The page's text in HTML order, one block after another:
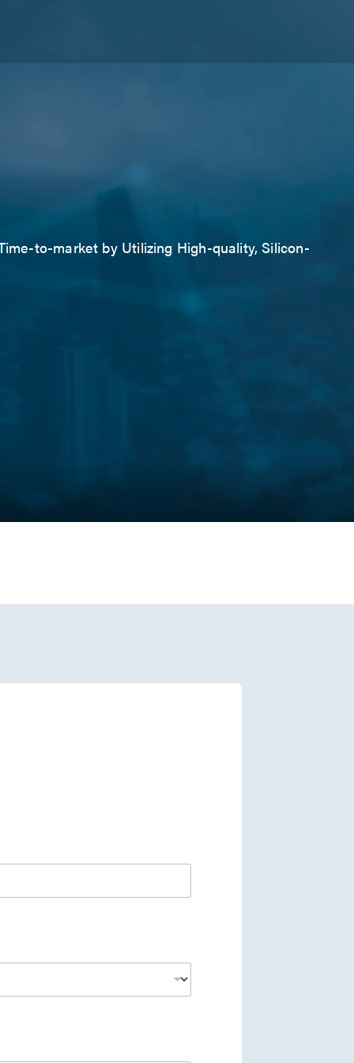
to-market by Utilizing High-quality, Silicon-